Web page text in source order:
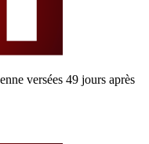
versées 49 jours après